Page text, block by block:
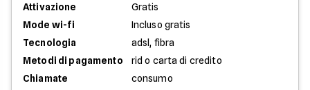
Attivazione
Gratis
Mode wi-fi
Incluso gratis
Tecnologia
adsl, fibra
Metodi di pagamento
rid o carta di credito
Chiamate
consumo